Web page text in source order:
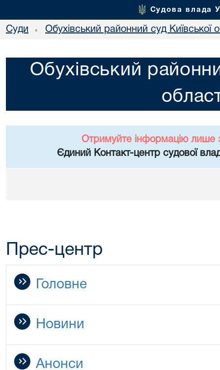
Судова влада
Суди • Обухівський районний суд Київської
Обухівський
Отримуйте інформацію лише
Єдиний Контакт-центр судової
Прес-центр
Головне
Новини
Анонси